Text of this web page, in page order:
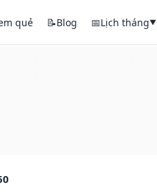
quẻ 📝Blog 📅Lịch tháng▼